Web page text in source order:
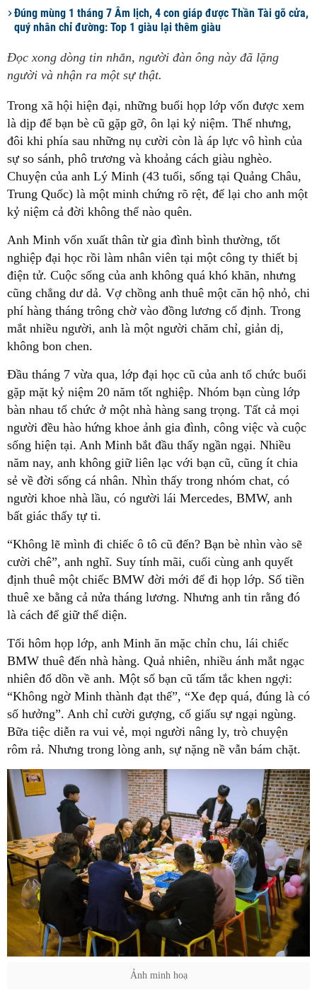
Đúng mùng 1 tháng 7 Âm lịch, 4 con giáp được Thần Tài gõ cửa,
quý nhân chỉ đường: Top 1 giàu lại thêm giàu
Đọc xong dòng tin nhắn, người đàn ông này đã lặng
người và nhận ra một sự thật.
Trong xã hội hiện đại, những buổi họp lớp vốn được xem
là dịp để bạn bè cũ gặp gỡ, ôn lại kỷ niệm. Thế nhưng,
đôi khi phía sau những nụ cười còn là áp lực vô hình của
sự so sánh, phô trương và khoảng cách giàu nghèo.
Chuyện của anh Lý Minh (43 tuổi, sống tại Quảng Châu,
Trung Quốc) là một minh chứng rõ rệt, để lại cho anh một
kỷ niệm cả đời không thể nào quên.
Anh Minh vốn xuất thân từ gia đình bình thường, tốt
nghiệp đại học rồi làm nhân viên tại một công ty thiết bị
điện tử. Cuộc sống của anh không quá khó khăn, nhưng
cũng chẳng dư dả. Vợ chồng anh thuê một căn hộ nhỏ, chi
phí hàng tháng trông chờ vào đồng lương cố định. Trong
mắt nhiều người, anh là một người chăm chỉ, giản dị,
không bon chen.
Đầu tháng 7 vừa qua, lớp đại học cũ của anh tổ chức buổi
gặp mặt kỷ niệm 20 năm tốt nghiệp. Nhóm bạn cùng lớp
bàn nhau tổ chức ở một nhà hàng sang trọng. Tất cả mọi
người đều hào hứng khoe ảnh gia đình, công việc và cuộc
sống hiện tại. Anh Minh bắt đầu thấy ngần ngại. Nhiều
năm nay, anh không giữ liên lạc với bạn cũ, cũng ít chia
sẻ về đời sống cá nhân. Nhìn thấy trong nhóm chat, có
người khoe nhà lầu, có người lái Mercedes, BMW, anh
bất giác thấy tự ti.
“Không lẽ mình đi chiếc ô tô cũ đến? Bạn bè nhìn vào sẽ
cười chê”, anh nghĩ. Suy tính mãi, cuối cùng anh quyết
định thuê một chiếc BMW đời mới để đi họp lớp. Số tiền
thuê xe bằng cả nửa tháng lương. Nhưng anh tin rằng đó
là cách để giữ thể diện.
Tối hôm họp lớp, anh Minh ăn mặc chỉn chu, lái chiếc
BMW thuê đến nhà hàng. Quả nhiên, nhiều ánh mắt ngạc
nhiên đổ dồn về anh. Một số bạn cũ tấm tắc khen ngợi:
“Không ngờ Minh thành đạt thế”, “Xe đẹp quá, đúng là có
số hưởng”. Anh chỉ cười gượng, cố giấu sự ngại ngùng.
Bữa tiệc diễn ra vui vẻ, mọi người nâng ly, trò chuyện
rôm rả. Nhưng trong lòng anh, sự nặng nề vẫn bám chặt.
Ảnh minh hoạ